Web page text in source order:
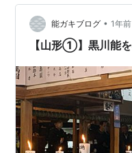
入った封書が届きます
月中旬頃）までに以下
観…
能ガキブログ • 1年前
【山形①】黒川能